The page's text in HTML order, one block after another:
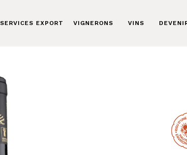
SERVICES EXPORT VIGNERONS VINS